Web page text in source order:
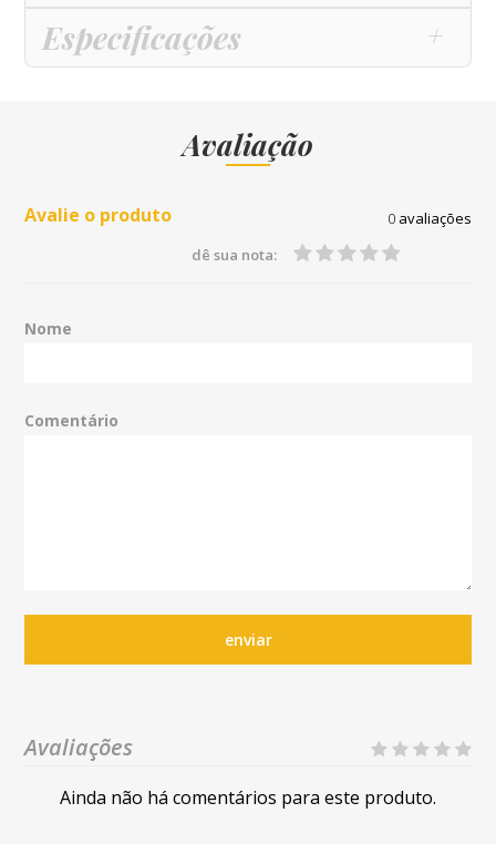
Especificações
Avaliação
Avalie o produto 0avaliações
dê sua nota:
Nome
Comentário
enviar
Avaliações
Ainda não há comentários para este produto.